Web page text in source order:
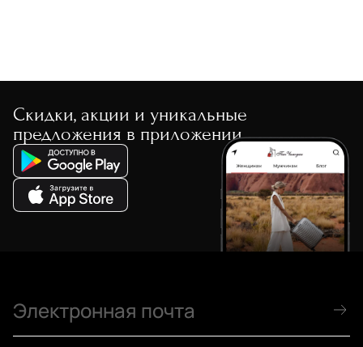
Скидки, акции и уникальные
предложения в приложении